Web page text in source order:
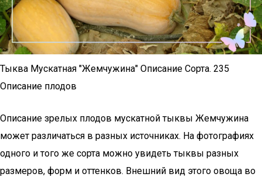
Тыква Мускатная "Жемчужина" Описание Сорта. 235
Описание плодов
Описание зрелых плодов мускатной тыквы Жемчужина
может различаться в разных источниках. На фотографиях
одного и того же сорта можно увидеть тыквы разных
размеров, форм и оттенков. Внешний вид этого овоща во